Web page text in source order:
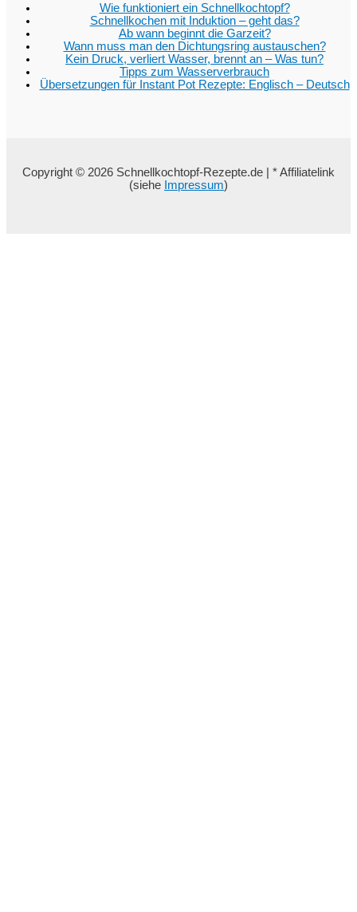
Wie funktioniert ein Schnellkochtopf?
Schnellkochen mit Induktion – geht das?
Ab wann beginnt die Garzeit?
Wann muss man den Dichtungsring austauschen?
Kein Druck, verliert Wasser, brennt an – Was tun?
Tipps zum Wasserverbrauch
Übersetzungen für Instant Pot Rezepte: Englisch – Deutsch
Copyright © 2026 Schnellkochtopf-Rezepte.de | * Affiliatelink
(siehe Impressum)